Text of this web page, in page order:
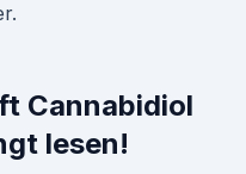
Cannabidiol
lesen!